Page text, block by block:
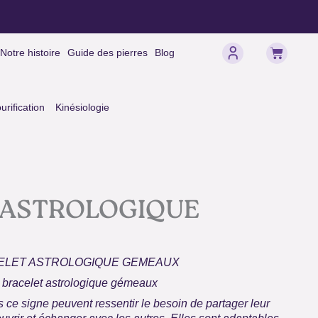
Notre histoire Guide des pierres Blog Panier
Kinésiologie
ASTROLOGIQUE GEMEAUX
bracelet astrologique gémeaux
ce signe peuvent ressentir le besoin de partager leur